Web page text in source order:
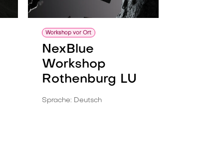
Workshop vor Ort
NexBlue
Workshop
Rothenburg LU
Sprache: Deutsch